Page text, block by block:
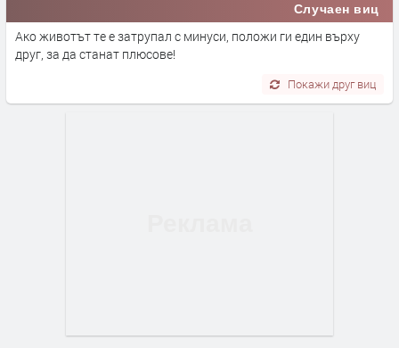
Случаен виц
Ако животът те е затрупал с минуси, положи ги един върху
друг, за да станат плюсове!
Покажи друг виц